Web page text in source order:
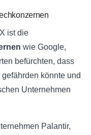
ist die
wie Google,
befürchten, dass
könnte und
Unternehmen
Palantir,